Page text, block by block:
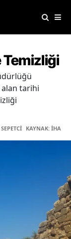
Temizliği
tarihi
KAYNAK: İHA